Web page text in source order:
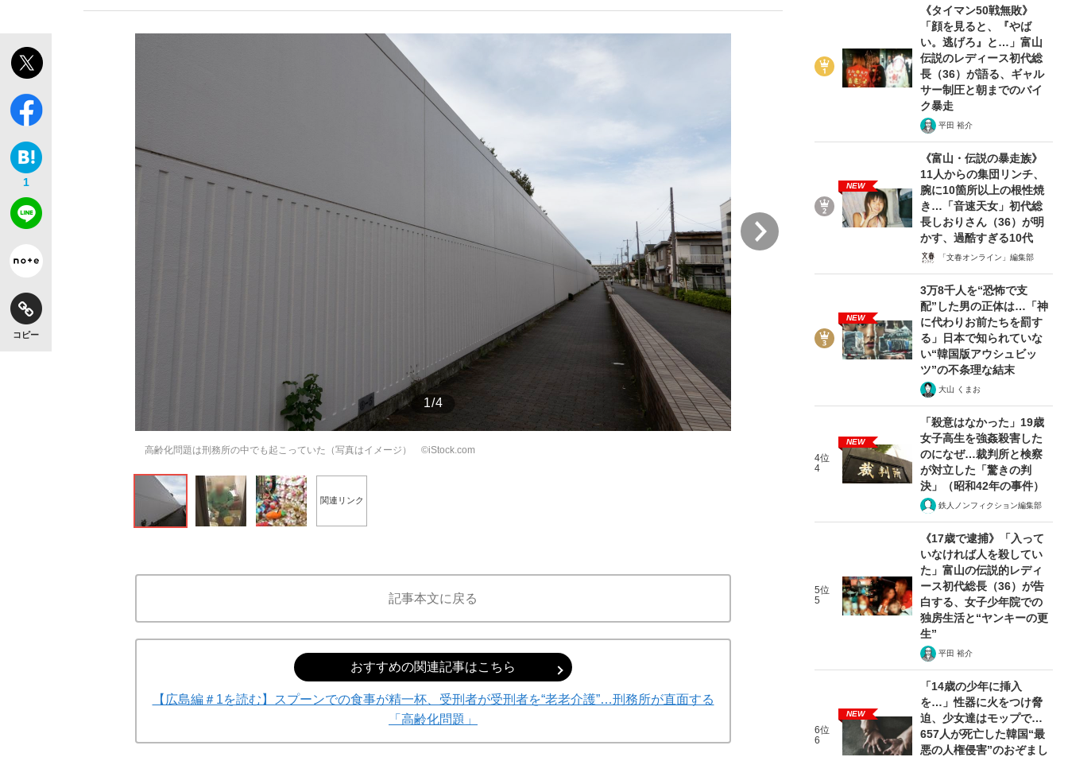
「敗因分析は一切聞かれなかった」侍ジャパン選手が証言した“NPB聞... 「クマが悪者扱いされているのが悲しい」『北の国から』倉本聰氏（91...
「目標達成できなかったからと言って…」サッカー日本代表・森保一監督...
もっと見る
1
コピー
1/4
高齢化問題は刑務所の中でも起こっていた（写真はイメージ） ©️iStock.com
関連リンク
記事本文に戻る
おすすめの関連記事はこちら
【広島編＃1を読む】スプーンでの食事が精一杯、受刑者が受刑者を“老老介護”…刑務所が直面する
「高齢化問題」
《タイマン50戦無敗》
「顔を見ると、『やば
い。逃げろ』と…」富山
伝説のレディース初代総
長（36）が語る、ギャル
サー制圧と朝までのバイ
ク暴走
平田 裕介
NEW
《富山・伝説の暴走族》
11人からの集団リンチ、
腕に10箇所以上の根性焼
き…「音速天女」初代総
長しおりさん（36）が明
かす、過酷すぎる10代
「文春オンライン」編集部
NEW
3万8千人を“恐怖で支
配”した男の正体は…「神
に代わりお前たちを罰す
る」日本で知られていな
い“韓国版アウシュビッ
ツ”の不条理な結末
大山 くまお
4位
4
NEW
「殺意はなかった」19歳
女子高生を強姦殺害した
のになぜ…裁判所と検察
が対立した「驚きの判
決」（昭和42年の事件）
鉄人ノンフィクション編集部
5位
5
《17歳で逮捕》「入って
いなければ人を殺してい
た」富山の伝説的レディ
ース初代総長（36）が告
白する、女子少年院での
独房生活と“ヤンキーの更
生”
平田 裕介
6位
6
NEW
「14歳の少年に挿入
を…」性器に火をつけ脅
迫、少女達はモップで…
657人が死亡した韓国“最
悪の人権侵害”のおぞまし